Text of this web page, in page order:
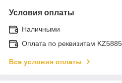
Условия оплаты
Наличными
Оплата по реквизитам
Все условия оплаты